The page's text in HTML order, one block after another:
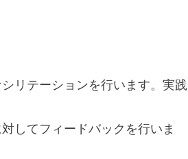
リテーションを行います。実践
してフィードバックを行いま